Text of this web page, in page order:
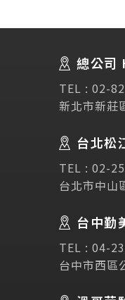
About Us 關
講座活動
Testimonial
Links 相關連結
總公
TEL : 02-
新北市新莊
台北松
TEL : 02-
台北市中山
台中勤
TEL : 04-
台中市西區